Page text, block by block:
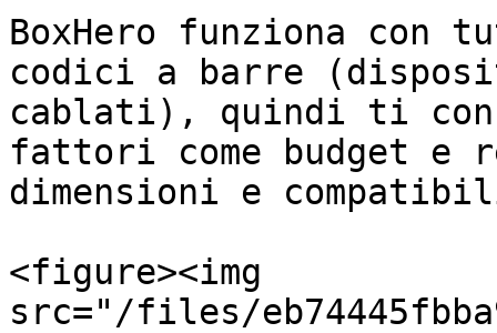
BoxHero funziona
codici a barre
cablati), quindi ti
fattori come budget
dimensioni e
<figure><img
src="/files/